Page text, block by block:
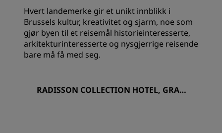
Hvert landemerke gir et unikt innblikk i
Brussels kultur, kreativitet og sjarm, noe som
gjør byen til et reisemål historieinteresserte,
arkitekturinteresserte og nysgjerrige reisende
bare må få med seg.
RADISSON COLLECTION HOTEL, GRAN